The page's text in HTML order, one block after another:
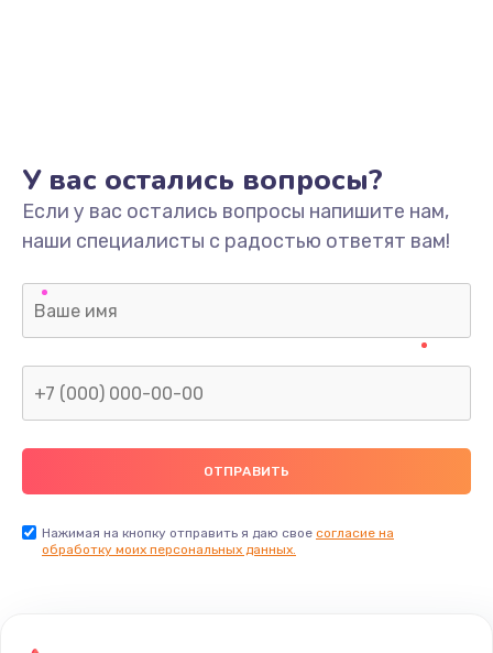
У вас остались вопросы?
Если у вас остались вопросы напишите нам,
наши специалисты с радостью ответят вам!
Нажимая на кнопку отправить я даю свое согласие на
обработку моих персональных данных.